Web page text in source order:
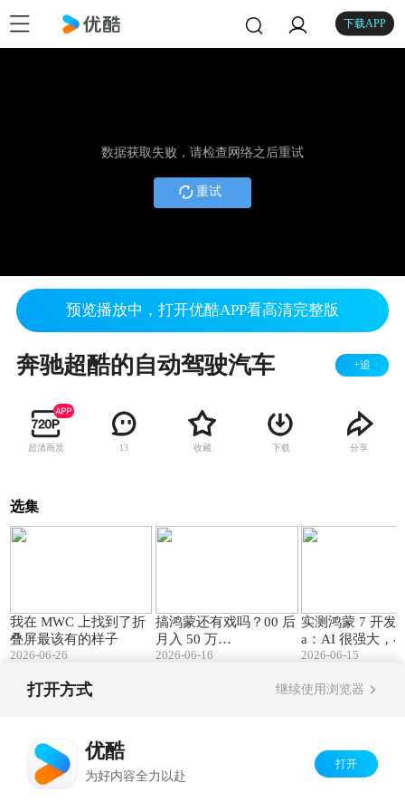
下载APP
数据获取失败，请检查网络之后重试
重试
预览播放中，打开优酷APP看高清完整版
奔驰超酷的自动驾驶汽车 +追
超清画质 13 收藏 下载 分享
选集
我在 MWC 上找到了折
叠屏最该有的样子
2026-06-26
搞鸿蒙还有戏吗？00 后
月入 50 万…
2026-06-16
实测鸿蒙 7 开发
a：AI 很强大，
能干
2026-06-15
打开方式 继续使用浏览器
优酷
为好内容全力以赴
打开